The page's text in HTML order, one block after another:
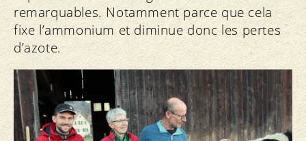
remarquables. Notamment parce que cela
fixe l’ammonium et diminue donc les pertes
d’azote.